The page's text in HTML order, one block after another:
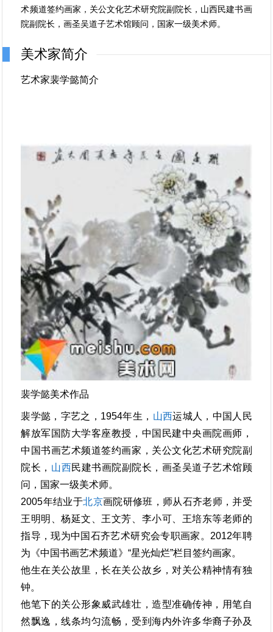
术频道签约画家，关公文化艺术研究院副院长，山西民建书画
院副院长，画圣吴道子艺术馆顾问，国家一级美术师。
美术家简介
艺术家裴学懿简介
裴学懿美术作品
裴学懿，字艺之，1954年生， 山西运城人，中国人民
解放军国防大学客座教授，中国民建中央画院画师，
中国书画艺术频道签约画家，关公文化艺术研究院副
院长， 山西民建书画院副院长，画圣吴道子艺术馆顾
问，国家一级美术师。
2005年结业于北京画院研修班，师从石齐老师，并受
王明明、杨延文、王文芳、李小可、王培东等老师的
指导，现为中国石齐艺术研究会专职画家。2012年聘
为《中国书画艺术频道》“星光灿烂”栏目签约画家。
他生在关公故里，长在关公故乡，对关公精神情有独
钟。
他笔下的关公形象威武雄壮，造型准确传神，用笔自
然飘逸，线条均匀流畅，受到海内外许多华裔子孙及